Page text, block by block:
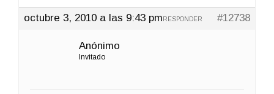
octubre 3, 2010 a las 9:43 pm #12738
RESPONDER
Anónimo
Invitado